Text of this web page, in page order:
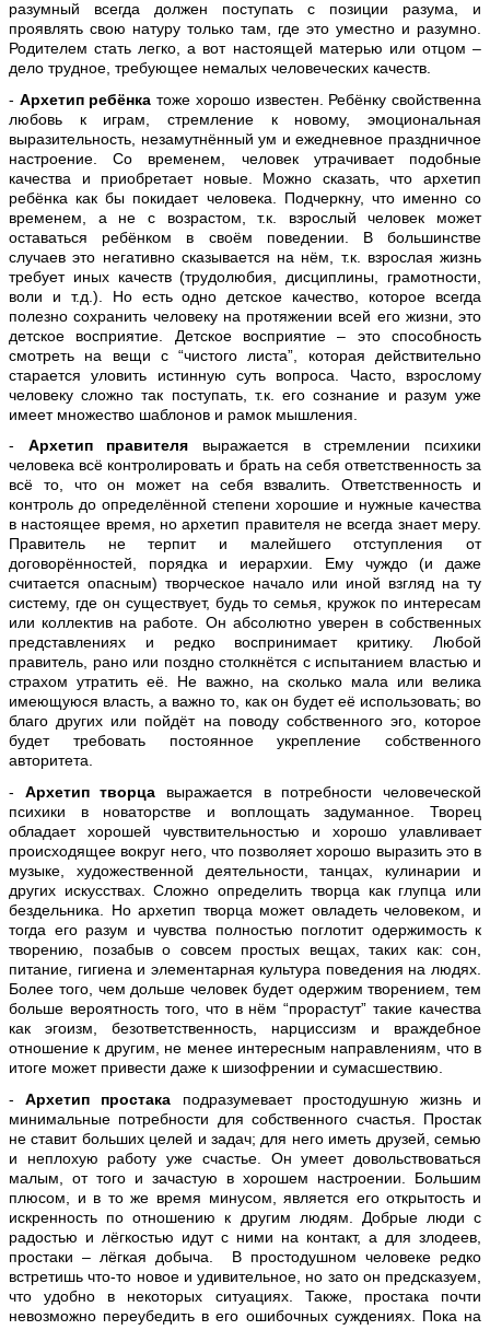
разумный всегда должен поступать с позиции разума, и
проявлять свою натуру только там, где это уместно и разумно.
Родителем стать легко, а вот настоящей матерью или отцом –
дело трудное, требующее немалых человеческих качеств.
- Архетип ребёнка тоже хорошо известен. Ребёнку свойственна
любовь к играм, стремление к новому, эмоциональная
выразительность, незамутнённый ум и ежедневное праздничное
настроение. Со временем, человек утрачивает подобные
качества и приобретает новые. Можно сказать, что архетип
ребёнка как бы покидает человека. Подчеркну, что именно со
временем, а не с возрастом, т.к. взрослый человек может
оставаться ребёнком в своём поведении. В большинстве
случаев это негативно сказывается на нём, т.к. взрослая жизнь
требует иных качеств (трудолюбия, дисциплины, грамотности,
воли и т.д.). Но есть одно детское качество, которое всегда
полезно сохранить человеку на протяжении всей его жизни, это
детское восприятие. Детское восприятие – это способность
смотреть на вещи с “чистого листа”, которая действительно
старается уловить истинную суть вопроса. Часто, взрослому
человеку сложно так поступать, т.к. его сознание и разум уже
имеет множество шаблонов и рамок мышления.
- Архетип правителя выражается в стремлении психики
человека всё контролировать и брать на себя ответственность за
всё то, что он может на себя взвалить. Ответственность и
контроль до определённой степени хорошие и нужные качества
в настоящее время, но архетип правителя не всегда знает меру.
Правитель не терпит и малейшего отступления от
договорённостей, порядка и иерархии. Ему чуждо (и даже
считается опасным) творческое начало или иной взгляд на ту
систему, где он существует, будь то семья, кружок по интересам
или коллектив на работе. Он абсолютно уверен в собственных
представлениях и редко воспринимает критику. Любой
правитель, рано или поздно столкнётся с испытанием властью и
страхом утратить её. Не важно, на сколько мала или велика
имеющуюся власть, а важно то, как он будет её использовать; во
благо других или пойдёт на поводу собственного эго, которое
будет требовать постоянное укрепление собственного
авторитета.
- Архетип творца выражается в потребности человеческой
психики в новаторстве и воплощать задуманное. Творец
обладает хорошей чувствительностью и хорошо улавливает
происходящее вокруг него, что позволяет хорошо выразить это в
музыке, художественной деятельности, танцах, кулинарии и
других искусствах. Сложно определить творца как глупца или
бездельника. Но архетип творца может овладеть человеком, и
тогда его разум и чувства полностью поглотит одержимость к
творению, позабыв о совсем простых вещах, таких как: сон,
питание, гигиена и элементарная культура поведения на людях.
Более того, чем дольше человек будет одержим творением, тем
больше вероятность того, что в нём “прорастут” такие качества
как эгоизм, безответственность, нарциссизм и враждебное
отношение к другим, не менее интересным направлениям, что в
итоге может привести даже к шизофрении и сумасшествию.
-Архетип простака подразумевает простодушную жизнь и
минимальные потребности для собственного счастья. Простак
не ставит больших целей и задач; для него иметь друзей, семью
и неплохую работу уже счастье. Он умеет довольствоваться
малым, от того и зачастую в хорошем настроении. Большим
плюсом, и в то же время минусом, является его открытость и
искренность по отношению к другим людям. Добрые люди с
радостью и лёгкостью идут с ними на контакт, а для злодеев,
простаки – лёгкая добыча. В простодушном человеке редко
встретишь что-то новое и удивительное, но зато он предсказуем,
что удобно в некоторых ситуациях. Также, простака почти
невозможно переубедить в его ошибочных суждениях. Пока на